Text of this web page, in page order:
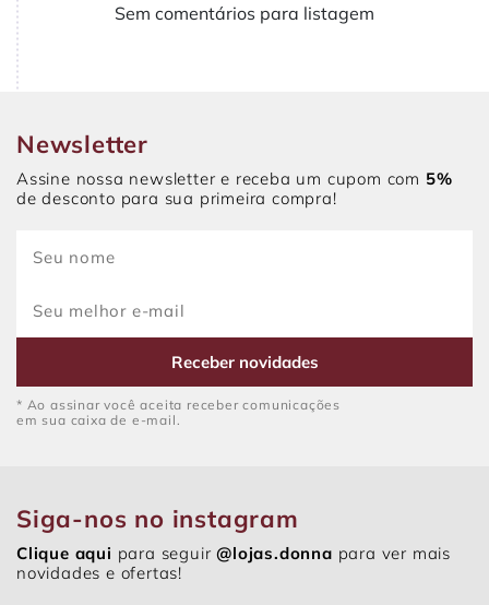
Sem comentários para listagem
Newsletter
Assine nossa newsletter e receba um cupom com 5%
de desconto para sua primeira compra!
Receber novidades
* Ao assinar você aceita receber comunicações
em sua caixa de e-mail.
Siga-nos no instagram
Clique aqui para seguir@lojas.donna para ver mais
novidades e ofertas!